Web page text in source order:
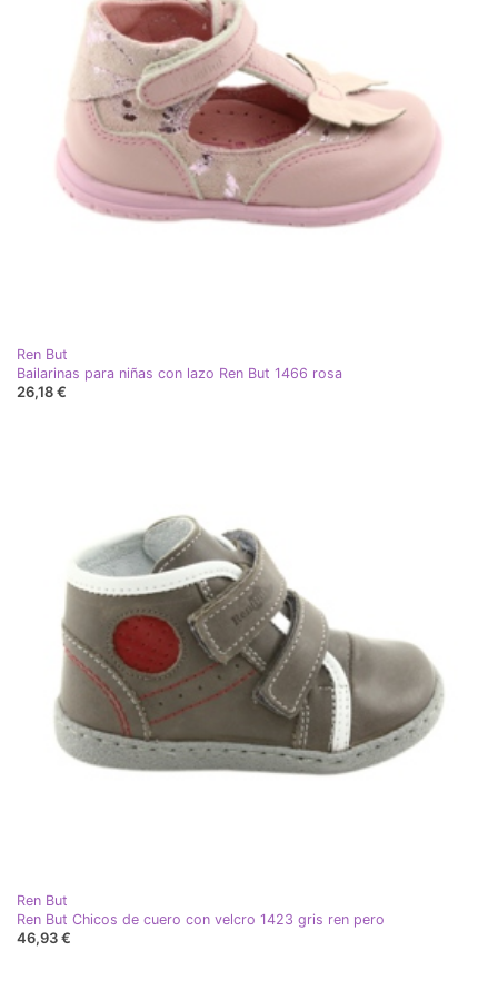
Ren But
Bailarinas para niñas con lazo Ren But 1466 rosa
26,18 €
Ren But
Ren But Chicos de cuero con velcro 1423 gris ren pero
46,93 €